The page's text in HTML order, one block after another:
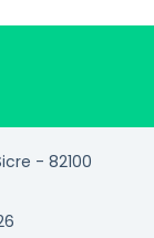
- 82100